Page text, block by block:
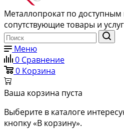
Металлопрокат по
сопутствующие товары и
Меню
0 Сравнение
0 Корзина
Ваша корзина пуста
Выберите в каталоге
кнопку «В корзину».